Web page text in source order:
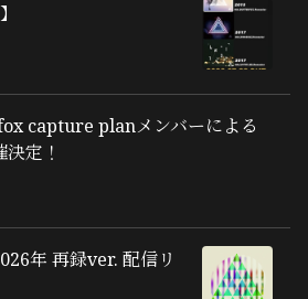
capture planメンバーによる
定！
年 再録ver. 配信リ